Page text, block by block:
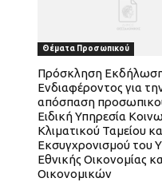
Θέματα Προσωπικού
Πρόσκληση
Ενδιαφέροντος για
απόσπαση
Ειδική Υπηρεσία
Κλιματικού Ταμείου
Εκσυγχρονισμού του
Εθνικής Οικονομίας
Οικονομικών